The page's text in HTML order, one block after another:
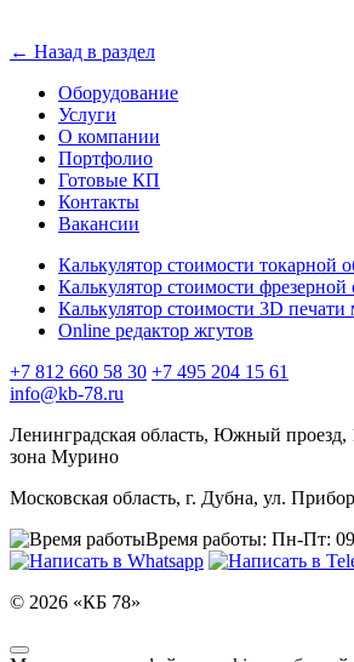
← Назад в раздел
Оборудование
Услуги
О компании
Портфолио
Готовые КП
Контакты
Вакансии
Калькулятор стоимости токарной
Калькулятор стоимости фрезерной
Калькулятор стоимости 3D
Online редактор жгутов
+7 812 660 58 30 +7 495 204 15 61
info@kb-78.ru
Ленинградская область, Южный проезд,
зона Мурино
Московская область, г. Дубна, ул.
Время работы: Пн-Пт:
© 2026 «КБ 78»